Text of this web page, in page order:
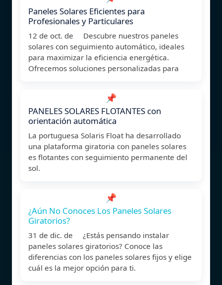
Paneles Solares Eficientes para
Profesionales y Particulares
12 de oct. de Descubre nuestros paneles
solares con seguimiento automático, ideales
para maximizar la eficiencia energética.
Ofrecemos soluciones personalizadas para
📌
PANELES SOLARES FLOTANTES con
orientación automática
La portuguesa Solaris Float ha desarrollado
una plataforma giratoria con paneles solares
es flotantes con seguimiento permanente del
sol.
📌
¿Aún No Conoces Los Paneles Solares
Giratorios?
31 de dic. de ¿Estás pensando instalar
paneles solares giratorios? Conoce las
diferencias con los paneles solares fijos y elige
cuál es la mejor opción para ti.